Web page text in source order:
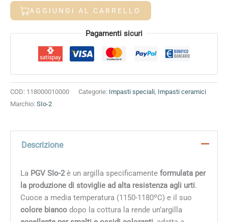
per
stoviglie
AGGIUNGI AL CARRELLO
Alternative: Pagamenti sicuri
COD: 118000010000 Categorie: Impasti speciali, Impasti ceramici
Marchio: SIo-2
Descrizione
La PGV SIo-2è un argilla specificamente formulata per
la produzione di stoviglie ad alta resistenza agli urti.
Cuoce a media temperatura (1150-1180ºC) e il suo
colore biancodopo la cottura la rende un’argilla